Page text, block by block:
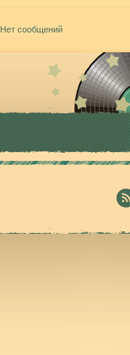
Нет сообщений